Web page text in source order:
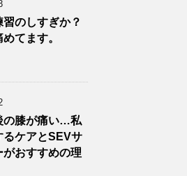
習のしすぎか？
てます。
の膝が痛い…私
るケアとSEVサ
がおすすめの理